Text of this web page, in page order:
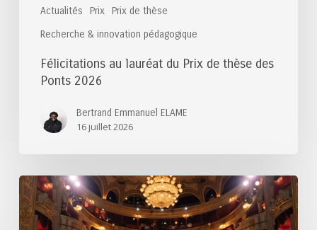
Actualités Prix Prix de thèse
Recherche & innovation pédagogique
Félicitations au lauréat du Prix de thèse des
Ponts 2026
Bertrand Emmanuel ELAME
16 juillet 2026
Félicitations
aux
lauréats